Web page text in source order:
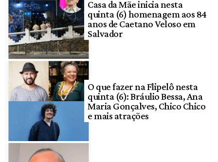
Casa da Mãe inicia nesta
quinta (6) homenagem aos 84
anos de Caetano Veloso em
Salvador
O que fazer na Flipelô nesta
quinta (6): Bráulio Bessa, Ana
Maria Gonçalves, Chico Chico
e mais atrações